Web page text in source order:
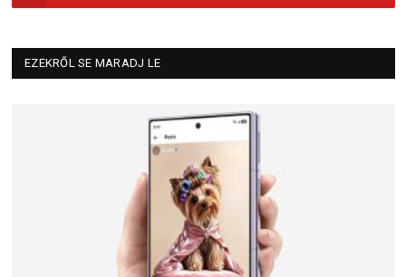
EZEKRŐL SE MARADJ LE